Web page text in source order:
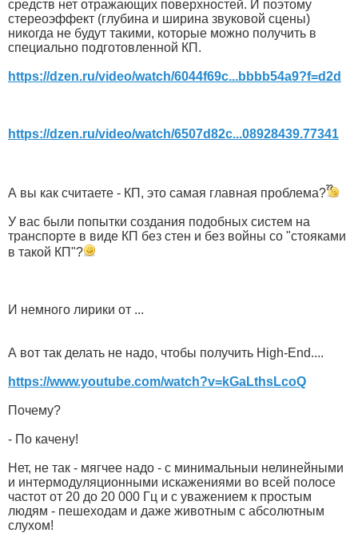
средств нет отражающих поверхностей. И поэтому
стереоэффект (глубина и ширина звуковой сцены)
никогда не будут такими, которые можно получить в
специально подготовленной КП.
https://dzen.ru/video/watch/6044f69c...bbbb54a9?f=d2d
https://dzen.ru/video/watch/6507d82c...08928439.77341
А вы как считаете - КП, это самая главная проблема?
У вас были попытки создания подобных систем на
транспорте в виде КП без стен и без войны со "стояками
в такой КП"?
И немного лирики от ...
А вот так делать не надо, чтобы получить High-End....
https://www.youtube.com/watch?v=kGaLthsLcoQ
Почему?
- По качену!
Нет, не так - мягчее надо - с минимальныи нелинейными
и интермодуляционными искажениями во всей полосе
частот от 20 до 20 000 Гц и с уважением к простым
людям - пешеходам и даже животным с абсолютным
слухом!